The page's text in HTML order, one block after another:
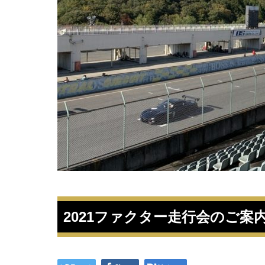
2021ファクター走行会のご案